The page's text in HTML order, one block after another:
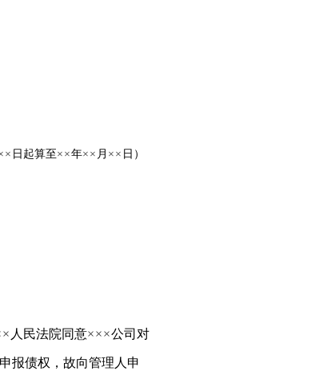
日起算至××年×× 月 ×× 日）
人民法院同意×××公司对
报债权，故向管理人申